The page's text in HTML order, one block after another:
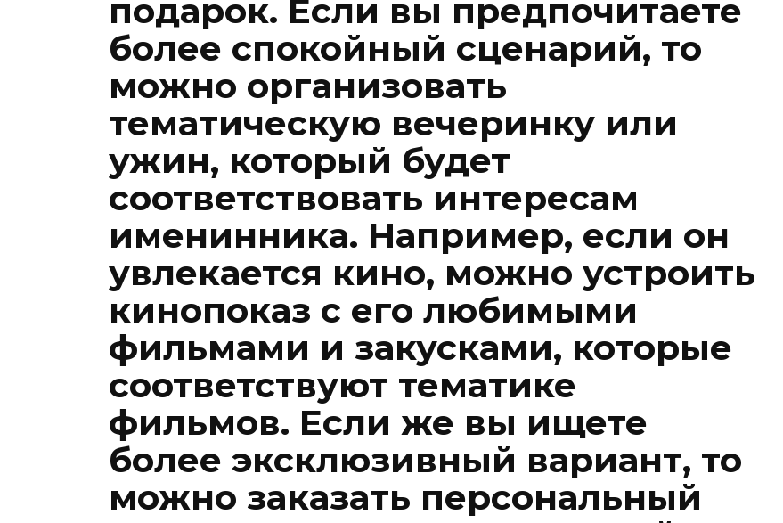
подарок. Если вы предпочитаете
более спокойный сценарий, то
можно организовать
тематическую вечеринку или
ужин, который будет
соответствовать интересам
именинника. Например, если он
увлекается кино, можно устроить
кинопоказ с его любимыми
фильмами и закусками, которые
соответствуют тематике
фильмов. Если же вы ищете
более эксклюзивный вариант, то
можно заказать персональный